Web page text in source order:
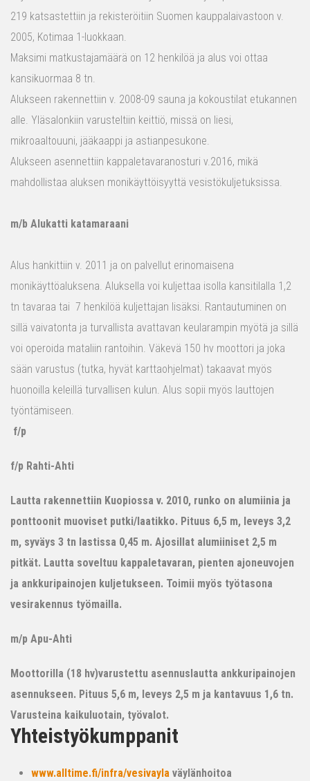
219 katsastettiin ja rekisteröitiin Suomen kauppalaivastoon v.
2005, Kotimaa 1-luokkaan.
Maksimi matkustajamäärä on 12 henkilöä ja alus voi ottaa
kansikuormaa 8 tn.
Alukseen rakennettiin v. 2008-09 sauna ja kokoustilat etukannen
alle. Yläsalonkiin varusteltiin keittiö, missä on liesi,
mikroaaltouuni, jääkaappi ja astianpesukone.
Alukseen asennettiin kappaletavaranosturi v.2016, mikä
mahdollistaa aluksen monikäyttöisyyttä vesistökuljetuksissa.
m/b Alukatti katamaraani
Alus hankittiin v. 2011 ja on palvellut erinomaisena
monikäyttöaluksena. Aluksella voi kuljettaa isolla kansitilalla 1,2
tn tavaraa tai 7 henkilöä kuljettajan lisäksi. Rantautuminen on
sillä vaivatonta ja turvallista avattavan keularampin myötä ja sillä
voi operoida mataliin rantoihin. Väkevä 150 hv moottori ja joka
sään varustus (tutka, hyvät karttaohjelmat) takaavat myös
huonoilla keleillä turvallisen kulun. Alus sopii myös lauttojen
työntämiseen.
f/p
f/p Rahti-Ahti
Lautta rakennettiin Kuopiossa v. 2010, runko on alumiinia ja
ponttoonit muoviset putki/laatikko. Pituus 6,5 m, leveys 3,2
m, syväys 3 tn lastissa 0,45 m. Ajosillat alumiiniset 2,5 m
pitkät. Lautta soveltuu kappaletavaran, pienten ajoneuvojen
ja ankkuripainojen kuljetukseen. Toimii myös työtasona
vesirakennus työmailla.
m/p Apu-Ahti
Moottorilla (18 hv)varustettu asennuslautta ankkuripainojen
asennukseen. Pituus 5,6 m, leveys 2,5 m ja kantavuus 1,6 tn.
Varusteina kaikuluotain, työvalot.
Yhteistyökumppanit
www.alltime.fi/infra/vesivayla väylänhoitoa